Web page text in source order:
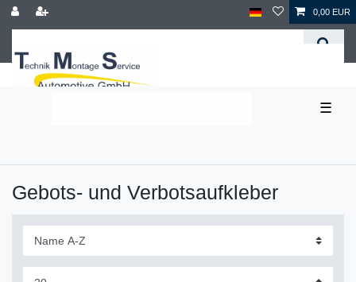
0,00 EUR
☰
Gebots- und Verbotsaufkleber